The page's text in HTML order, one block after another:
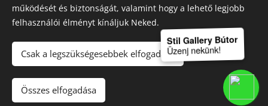
STIL GALLERY KFT
működését és biztonságát, valamint hogy a lehető legjobb
felhasználói élményt kínáljuk Neked.
Csak a legszükségesebbek elfogadása
Összes elfogadása
Stil Gallery Bútor
Üzenj nekünk!